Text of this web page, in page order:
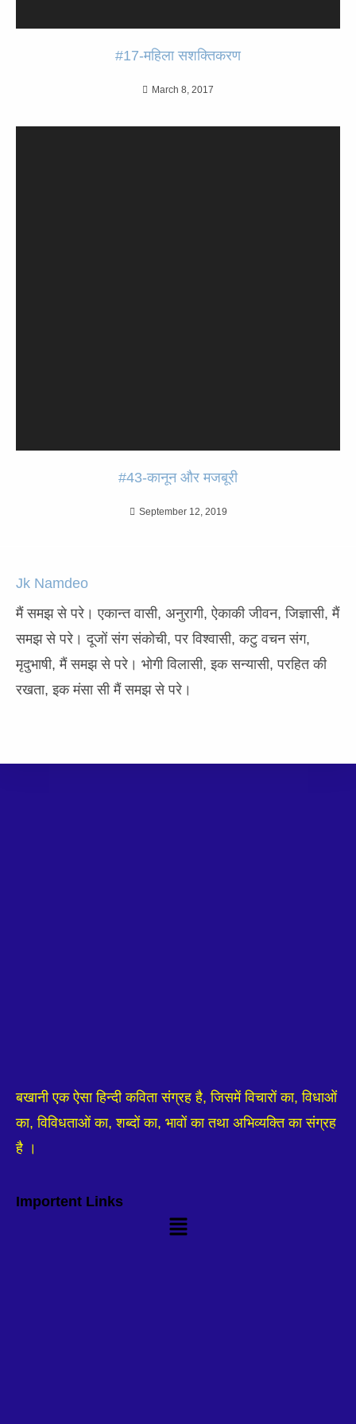
#17-महिला सशक्तिकरण
March 8, 2017
#43-कानून और मजबूरी
September 12, 2019
Jk Namdeo
मैं समझ से परे। एकान्त वासी, अनुरागी, ऐकाकी जीवन, जिज्ञासी, मैं
समझ से परे। दूजों संग संकोची, पर विश्वासी, कटु वचन संग,
मृदुभाषी, मैं समझ से परे। भोगी विलासी, इक सन्यासी, परहित की
रखता, इक मंसा सी मैं समझ से परे।
बखानी एक ऐसा हिन्दी कविता संग्रह है, जिसमें विचारों का, विधाओं
का, विविधताओं का, शब्दों का, भावों का तथा अभिव्यक्ति का संग्रह
है ।
Importent Links